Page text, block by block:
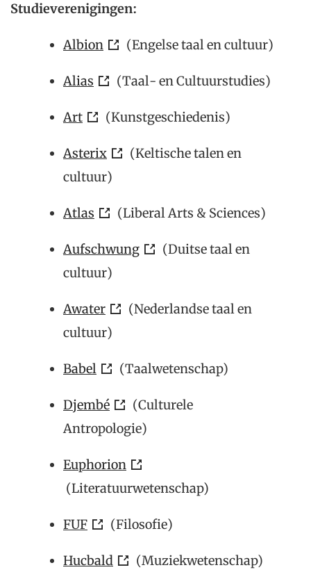
Studieverenigingen:
Albion (Engelse taal en cultuur)
Alias (Taal- en Cultuurstudies)
Art (Kunstgeschiedenis)
Asterix
(Keltische talen en
cultuur)
Atlas (Liberal Arts & Sciences)
Aufschwung
(Duitse taal en
cultuur)
Awater
(Nederlandse taal en
cultuur)
Babel (Taalwetenschap)
Djembé
(Culturele
Antropologie)
Euphorion
(Literatuurwetenschap)
FUF (Filosofie)
Hucbald (Muziekwetenschap)